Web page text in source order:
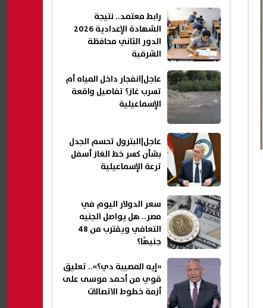
رابط معتمد.. نتيجة
الشهادة الإعدادية 2026
الدور الثاني محافظة
الشرقية
عاجل|انفجار داخل المياه أم
تسرب غاز؟ تفاصيل واقعة
الإسماعيلية
عاجل|البترول تحسم الجدل
بشأن كسر خط الغاز أسفل
ترعة الإسماعيلية
سعر الدولار اليوم في
مصر.. هل يواصل الجنيه
التعافي ويقترب من 48
جنيهًا؟
«إيه المصيبة دي؟».. تعليق
قوي من أحمد موسى على
أزمة خطوط الاتصالات